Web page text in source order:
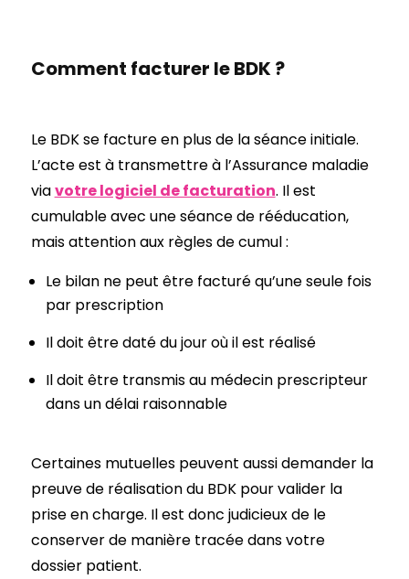
Comment facturer le BDK ?
Le BDK se facture en plus de la séance initiale.
L’acte est à transmettre à l’Assurance maladie
viavotre logiciel de facturation. Il est
cumulable avec une séance de rééducation,
mais attention aux règles de cumul :
Le bilan ne peut être facturé qu’une seule fois
par prescription
Il doit être daté du jour où il est réalisé
Il doit être transmis au médecin prescripteur
dans un délai raisonnable
Certaines mutuelles peuvent aussi demander la
preuve de réalisation du BDK pour valider la
prise en charge. Il est donc judicieux de le
conserver de manière tracée dans votre
dossier patient.